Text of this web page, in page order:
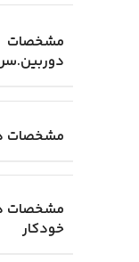
مشخصات
مشخصات
مشخصات
خودکار